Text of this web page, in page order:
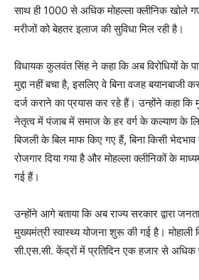
साथ ही 1000 से अधिक मोहल्ला क्लीनिक खोले
मरीजों को बेहतर इलाज की सुविधा मिल रही है।
विधायक कुलवंत सिंह ने कहा कि अब विरोधियों के
मुद्दा नहीं बचा है, इसलिए वे बिना वजह बयानबाजी
दर्ज कराने का प्रयास कर रहे हैं। उन्होंने कहा कि
नेतृत्व में पंजाब में समाज के हर वर्ग के कल्याण के
बिजली के बिल माफ किए गए हैं, बिना किसी
रोजगार दिया गया है और मोहल्ला क्लीनिकों के
गई हैं।
उन्होंने आगे बताया कि अब राज्य सरकार द्वारा
मुख्यमंत्री स्वास्थ्य योजना शुरू की गई है। मोहाली
सी.एस.सी. केंद्रों में प्रतिदिन एक हजार से